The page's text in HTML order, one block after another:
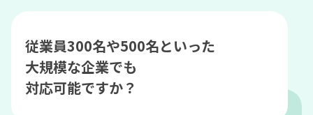
従業員300名や500名といった
大規模な企業でも
対応可能ですか？